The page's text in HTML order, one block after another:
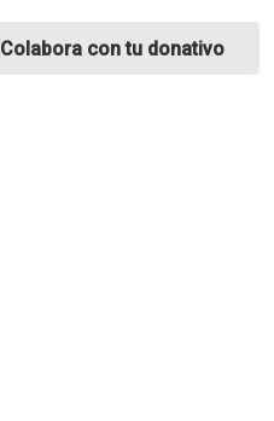
Colabora con tu donativo